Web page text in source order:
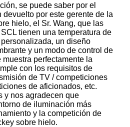
se puede saber por el
devuelto por este gerente de la
hielo, el Sr. Wang, que las
tienen una temperatura de
un diseño
y un modo de control de
muestra perfectamente la
con los requisitos de
de TV / competiciones
de aficionados, etc.
y nos agradecen que
de iluminación más
y la competición de
sobre hielo.